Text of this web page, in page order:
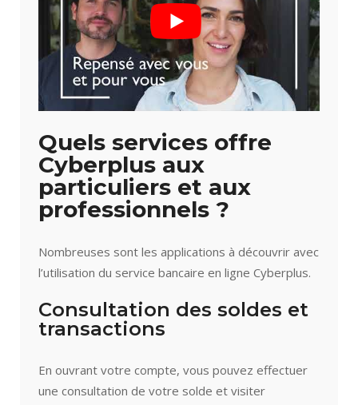
Quels services offre
Cyberplus aux
particuliers et aux
professionnels ?
Nombreuses sont les applications à découvrir avec
l’utilisation du service bancaire en ligne Cyberplus.
Consultation des soldes et
transactions
En ouvrant votre compte, vous pouvez effectuer
une consultation de votre solde et visiter